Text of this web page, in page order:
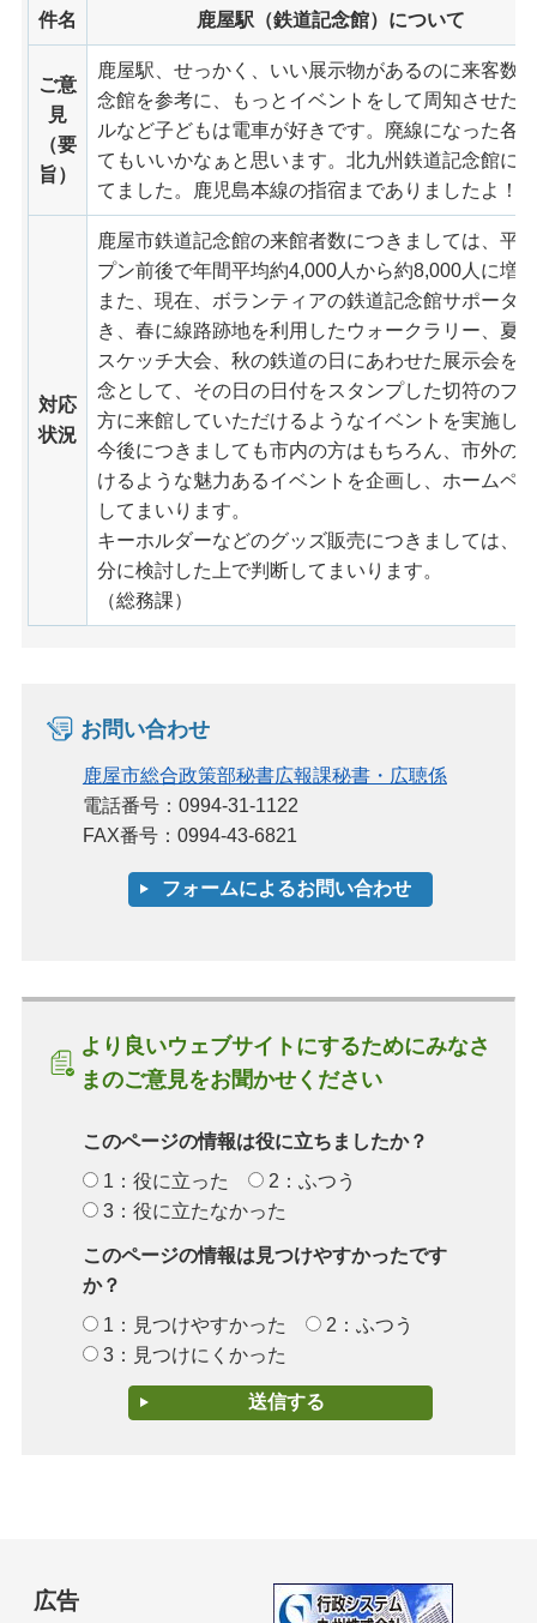
件名 鹿屋駅（鉄道記念館）について
ご意
見
（要
旨）
鹿屋駅、せっかく、いい展示物があるのに来客数
念館を参考に、もっとイベントをして周知させた
ルなど子どもは電車が好きです。廃線になった各
てもいいかなぁと思います。北九州鉄道記念館に
てました。鹿児島本線の指宿までありましたよ！
対応
状況
鹿屋市鉄道記念館の来館者数につきましては、平
プン前後で年間平均約4,000人から約8,000人に増
また、現在、ボランティアの鉄道記念館サポータ
き、春に線路跡地を利用したウォークラリー、夏
スケッチ大会、秋の鉄道の日にあわせた展示会を
念として、その日の日付をスタンプした切符のプ
方に来館していただけるようなイベントを実施し
今後につきましても市内の方はもちろん、市外の
けるような魅力あるイベントを企画し、ホームペ
してまいります。
キーホルダーなどのグッズ販売につきましては、
分に検討した上で判断してまいります。
（総務課）
お問い合わせ
鹿屋市総合政策部秘書広報課秘書・広聴係
電話番号：0994-31-1122
FAX番号：0994-43-6821
より良いウェブサイトにするためにみなさ
まのご意見をお聞かせください
このページの情報は役に立ちましたか？
1：役に立った
2：ふつう
3：役に立たなかった
このページの情報は見つけやすかったです
か？
1：見つけやすかった
2：ふつう
3：見つけにくかった
広告